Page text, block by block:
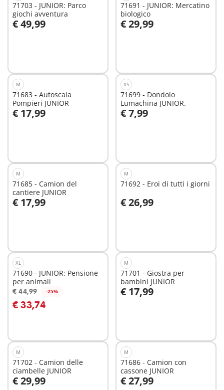
71703 - JUNIOR: Parco
giochi avventura
€ 49,99
Aggiungi al carrello
71691 - JUNIOR: Mercatino
biologico
€ 29,99
Aggiungi al carrello
M
71683 - Autoscala
Pompieri JUNIOR
€ 17,99
Aggiungi al carrello
XS
71699 - Dondolo
Lumachina JUNIOR.
€ 7,99
Aggiungi al carrello
M
71685 - Camion del
cantiere JUNIOR
€ 17,99
Aggiungi al carrello
M
71692 - Eroi di tutti i giorni
€ 26,99
Aggiungi al carrello
XL
71690 - JUNIOR: Pensione
per animali
€ 44,99 -25%
€ 33,74
Aggiungi al carrello
M
71701 - Giostra per
bambini JUNIOR
€ 17,99
Aggiungi al carrello
M
71702 - Camion delle
ciambelle JUNIOR
€ 29,99
Aggiungi al carrello
M
71686 - Camion con
cassone JUNIOR
€ 27,99
Aggiungi al carrello